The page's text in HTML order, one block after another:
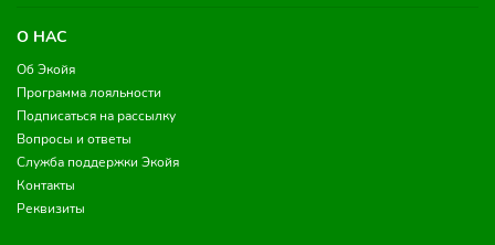
О НАС
Об Экойя
Программа лояльности
Подписаться на рассылку
Вопросы и ответы
Служба поддержки Экойя
Контакты
Реквизиты